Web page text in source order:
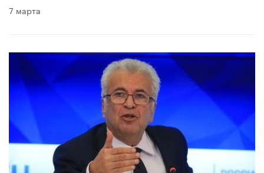
7 марта